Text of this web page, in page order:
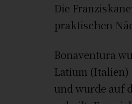
Die
praktischen
Bonaventura
Latium
und wurde auf